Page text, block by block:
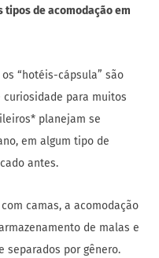
de acomodação em
“hotéis-cápsula” são
para muitos
planejam se
em algum tipo de
antes.
camas, a acomodação
de malas e
separados por gênero.